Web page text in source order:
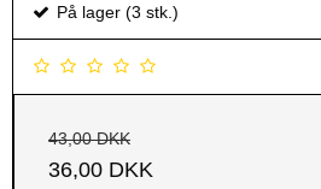
På lager (3 stk.)
43,00 DKK
36,00 DKK